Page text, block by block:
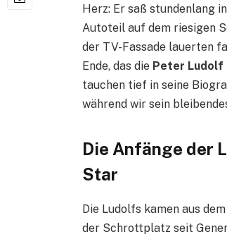
Herz: Er saß stundenlang
Autoteil auf dem riesigen
der TV-Fassade lauerten
Ende, das die Peter Ludolf
tauchen tief in seine
während wir sein
Die Anfänge der
Star
Die Ludolfs kamen aus
der Schrottplatz seit